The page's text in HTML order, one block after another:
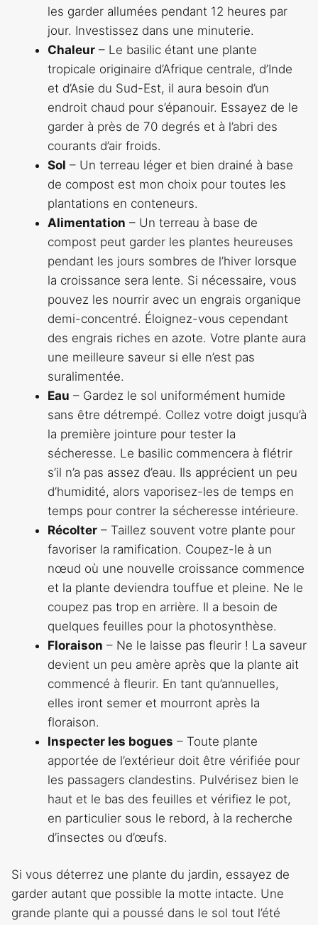
les garder allumées pendant 12 heures par
jour. Investissez dans une minuterie.
Chaleur – Le basilic étant une plante
tropicale originaire d’Afrique centrale, d’Inde
et d’Asie du Sud-Est, il aura besoin d’un
endroit chaud pour s’épanouir. Essayez de le
garder à près de 70 degrés et à l’abri des
courants d’air froids.
Sol – Un terreau léger et bien drainé à base
de compost est mon choix pour toutes les
plantations en conteneurs.
Alimentation – Un terreau à base de
compost peut garder les plantes heureuses
pendant les jours sombres de l’hiver lorsque
la croissance sera lente. Si nécessaire, vous
pouvez les nourrir avec un engrais organique
demi-concentré. Éloignez-vous cependant
des engrais riches en azote. Votre plante aura
une meilleure saveur si elle n’est pas
suralimentée.
Eau – Gardez le sol uniformément humide
sans être détrempé. Collez votre doigt jusqu’à
la première jointure pour tester la
sécheresse. Le basilic commencera à flétrir
s’il n’a pas assez d’eau. Ils apprécient un peu
d’humidité, alors vaporisez-les de temps en
temps pour contrer la sécheresse intérieure.
Récolter – Taillez souvent votre plante pour
favoriser la ramification. Coupez-le à un
nœud où une nouvelle croissance commence
et la plante deviendra touffue et pleine. Ne le
coupez pas trop en arrière. Il a besoin de
quelques feuilles pour la photosynthèse.
Floraison – Ne le laisse pas fleurir ! La saveur
devient un peu amère après que la plante ait
commencé à fleurir. En tant qu’annuelles,
elles iront semer et mourront après la
floraison.
Inspecter les bogues – Toute plante
apportée de l’extérieur doit être vérifiée pour
les passagers clandestins. Pulvérisez bien le
haut et le bas des feuilles et vérifiez le pot,
en particulier sous le rebord, à la recherche
d’insectes ou d’œufs.
Si vous déterrez une plante du jardin, essayez de
garder autant que possible la motte intacte. Une
grande plante qui a poussé dans le sol tout l’été